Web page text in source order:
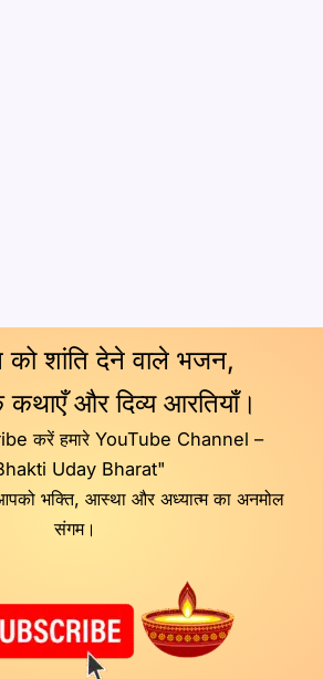
को शांति देने वाले भजन,
कथाएँ और दिव्य आरतियाँ।
करें हमारे YouTube Channel –
Uday Bharat"
भक्ति, आस्था और अध्यात्म का अनमोल
संगम।